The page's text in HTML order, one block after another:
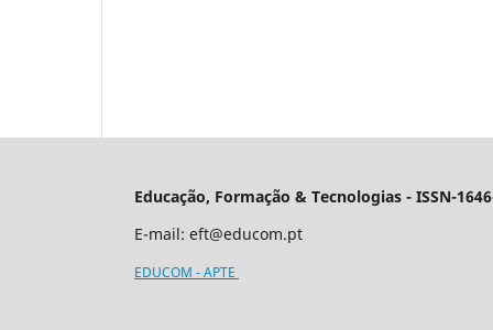
Educação, Formação & Tecnologias - ISSN-
E-mail: eft@educom.pt
EDUCOM - APTE